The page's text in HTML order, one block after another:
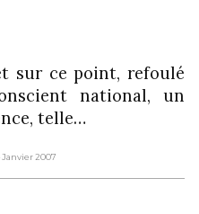
sur ce point, refoulé
national, un
telle…
Janvier 2007